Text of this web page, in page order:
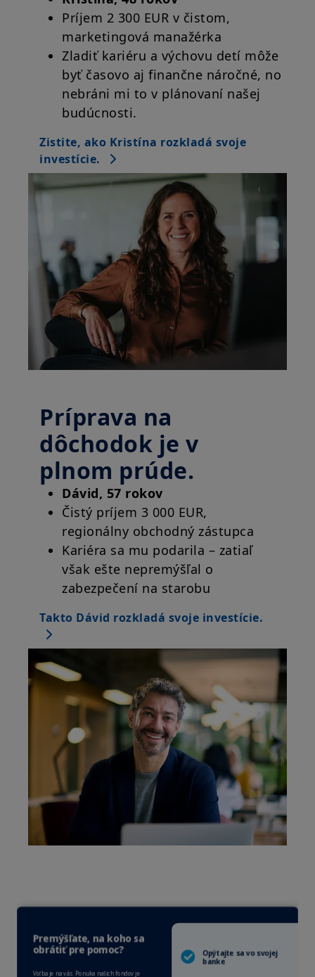
Príjem 2 300 EUR v čistom,
marketingová manažérka
Zladiť kariéru a výchovu detí môže
byť časovo aj finančne náročné, no
nebráni mi to v plánovaní našej
budúcnosti.
Zistite, ako Kristína rozkladá svoje
investície.
Príprava na
dôchodok je v
plnom prúde.
Dávid, 57 rokov
Čistý príjem 3 000 EUR,
regionálny obchodný zástupca
Kariéra sa mu podarila – zatiaľ
však ešte nepremýšľal o
zabezpečení na starobu
Takto Dávid rozkladá svoje investície.